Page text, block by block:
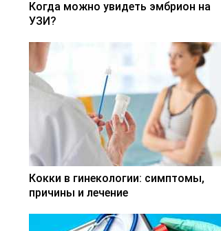
Когда можно увидеть эмбрион на
УЗИ?
Кокки в гинекологии: симптомы,
причины и лечение